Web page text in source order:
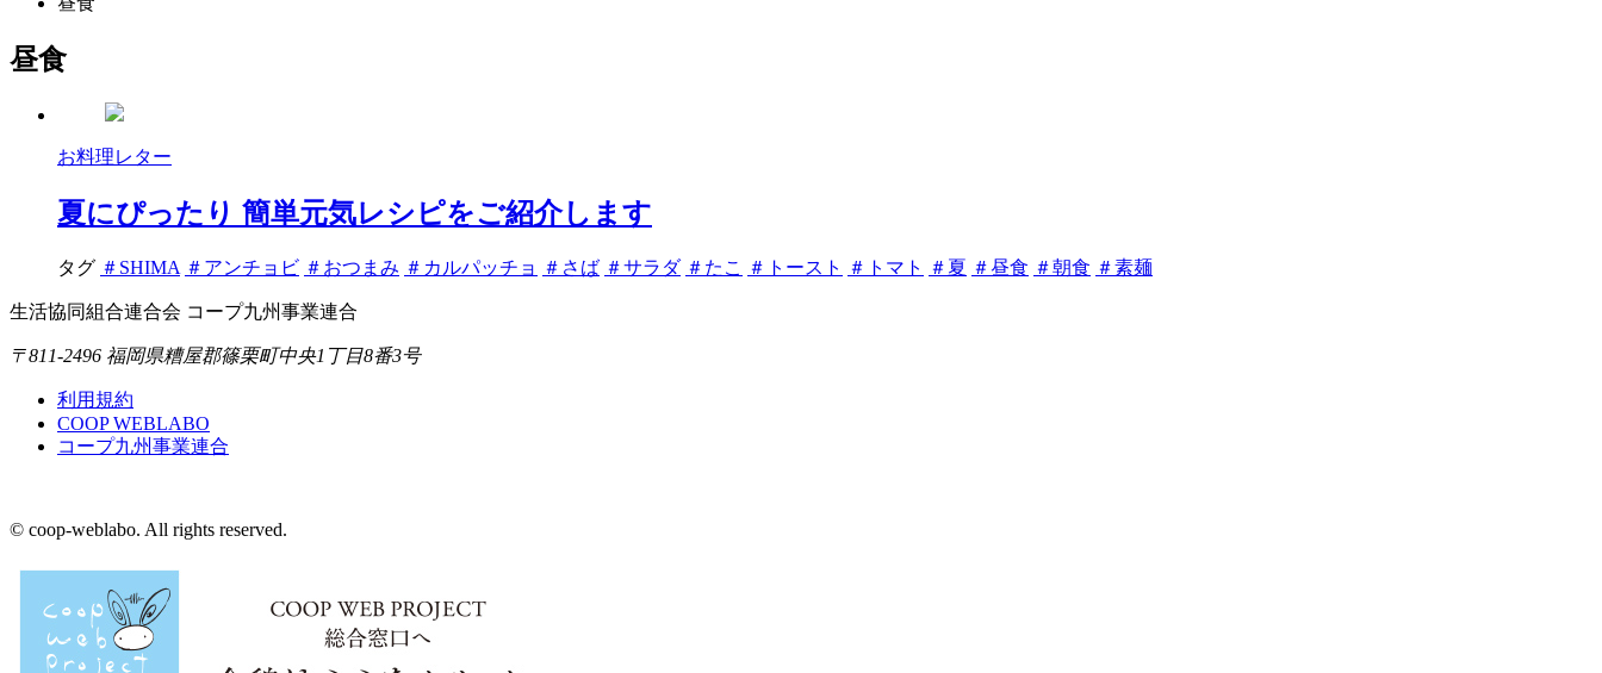
昼食
お料理レター
夏にぴったり 簡単元気レシピをご紹介します
タグ ＃SHIMA ＃アンチョビ ＃おつまみ ＃カルパッチョ ＃さば ＃サラダ ＃たこ ＃トースト ＃トマト ＃夏 ＃昼食 ＃朝食 ＃素麺
生活協同組合連合会 コープ九州事業連合
〒811-2496 福岡県糟屋郡篠栗町中央1丁目8番3号
利用規約
COOP WEBLABO
コープ九州事業連合
© coop-weblabo. All rights reserved.